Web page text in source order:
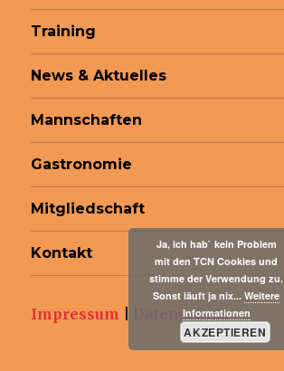
Training
News & Aktuelles
Mannschaften
Gastronomie
Mitgliedschaft
Kontakt
Impressum Datenschutz
Ja, ich hab` kein Problem
mit den TCN Cookies und
stimme der Verwendung zu.
Sonst läuft ja nix... Weitere
Informationen
AKZEPTIEREN